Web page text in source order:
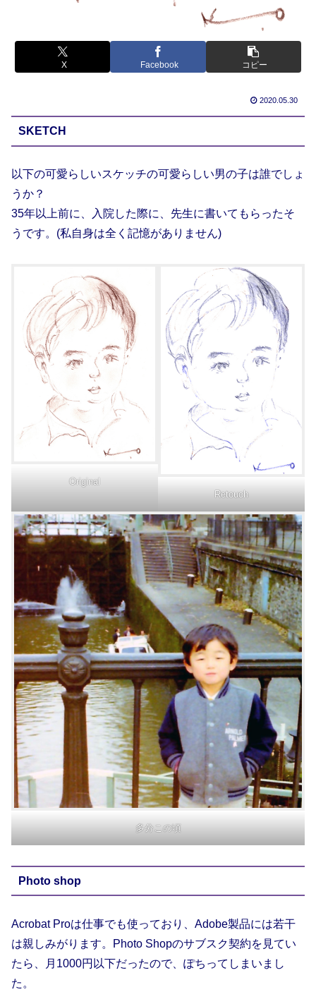
X Facebook コピー
2020.05.30
SKETCH
以下の可愛らしいスケッチの可愛らしい男の子は誰でしょ
うか？
35年以上前に、入院した際に、先生に書いてもらったそ
うです。(私自身は全く記憶がありません)
Original
Retouch
多分この頃
Photo shop
Acrobat Proは仕事でも使っており、Adobe製品には若干
は親しみがります。Photo Shopのサブスク契約を見てい
たら、月1000円以下だったので、ぽちってしまいまし
た。